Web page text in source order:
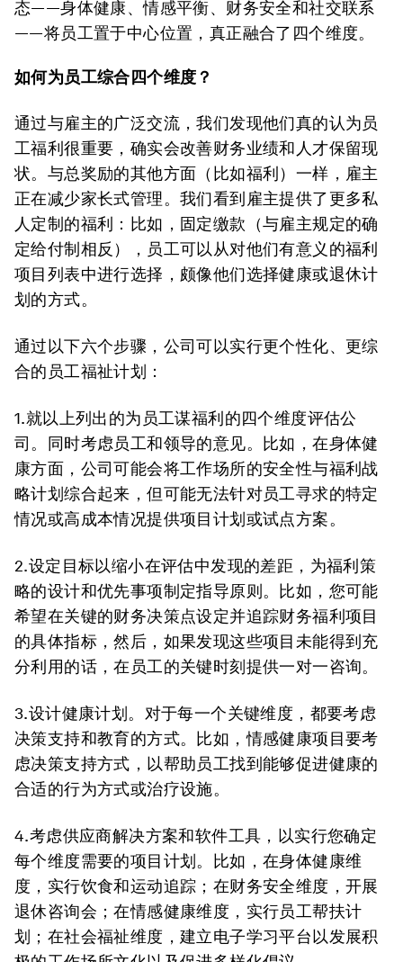
态——身体健康、情感平衡、财务安全和社交联系
——将员工置于中心位置，真正融合了四个维度。
如何为员工综合四个维度？
通过与雇主的广泛交流，我们发现他们真的认为员
工福利很重要，确实会改善财务业绩和人才保留现
状。与总奖励的其他方面（比如福利）一样，雇主
正在减少家长式管理。我们看到雇主提供了更多私
人定制的福利：比如，固定缴款（与雇主规定的确
定给付制相反），员工可以从对他们有意义的福利
项目列表中进行选择，颇像他们选择健康或退休计
划的方式。
通过以下六个步骤，公司可以实行更个性化、更综
合的员工福祉计划：
1.就以上列出的为员工谋福利的四个维度评估公
司 。同时考虑员工和领导的意见。比如，在身体健
康方面，公司可能会将工作场所的安全性与福利战
略计划综合起来，但可能无法针对员工寻求的特定
情况或高成本情况提供项目计划或试点方案。
2.设定目标以缩小在评估中发现的差距 ，为福利策
略的设计和优先事项制定指导原则。比如，您可能
希望在关键的财务决策点设定并追踪财务福利项目
的具体指标，然后，如果发现这些项目未能得到充
分利用的话，在员工的关键时刻提供一对一咨询。
3.设计健康计划 。对于每一个关键维度，都要考虑
决策支持和教育的方式。比如，情感健康项目要考
虑决策支持方式，以帮助员工找到能够促进健康的
合适的行为方式或治疗设施。
4.考虑供应商解决方案和软件工具 ，以实行您确定
每个维度需要的项目计划。比如，在身体健康维
度，实行饮食和运动追踪；在财务安全维度，开展
退休咨询会；在情感健康维度，实行员工帮扶计
划；在社会福祉维度，建立电子学习平台以发展积